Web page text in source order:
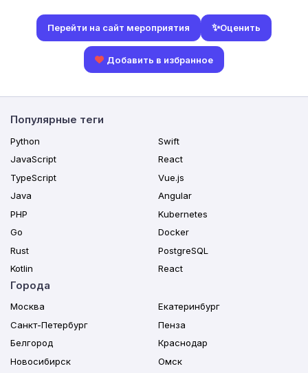
Перейти на сайт мероприятия ✨Оценить
Добавить в избранное
Популярные теги
Python
JavaScript
TypeScript
Java
PHP
Go
Rust
Kotlin
Swift
React
Vue.js
Angular
Kubernetes
Docker
PostgreSQL
React
Города
Москва
Санкт-Петербург
Белгород
Новосибирск
Екатеринбург
Пенза
Краснодар
Омск